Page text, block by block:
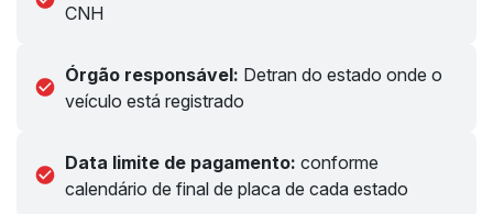
CNH
Órgão responsável: Detran do estado onde o
veículo está registrado
Data limite de pagamento: conforme
calendário de final de placa de cada estado